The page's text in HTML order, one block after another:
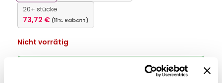
20+ stücke
73,72 € (11% Rabatt)
Nicht vorrätig
B2B-Angebot
anfordern